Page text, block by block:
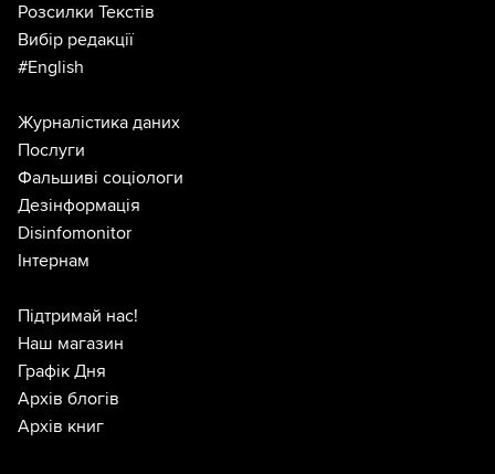
Розсилки Текстів
Вибір редакції
#English
Журналістика даних
Послуги
Фальшиві соціологи
Дезінформація
Disinfomonitor
Інтернам
Підтримай нас!
Наш магазин
Графік Дня
Архів блогів
Архів книг